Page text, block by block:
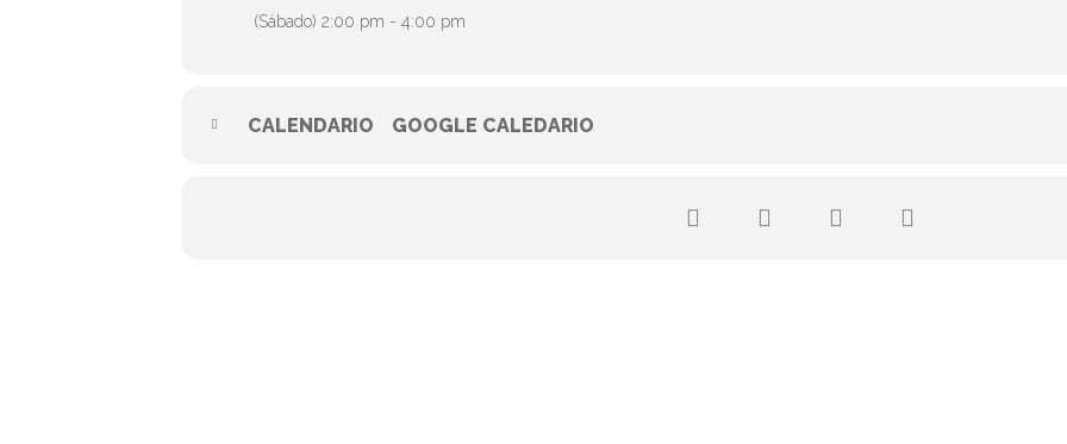
(Sábado) 2:00 pm - 4:00 pm
CALENDARIO GOOGLE CALEDARIO